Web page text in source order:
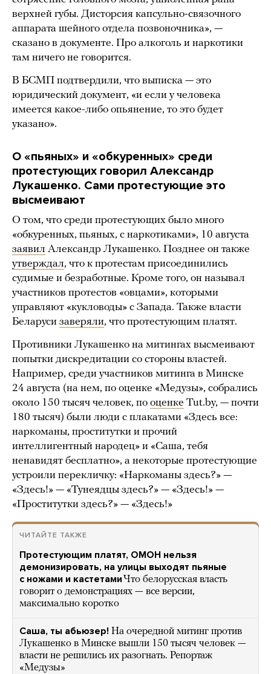
верхней губы. Дисторсия капсульно-связочного
аппарата шейного отдела позвоночника», —
сказано в документе. Про алкоголь и наркотики
там ничего не говорится.
В БСМП подтвердили, что выписка — это
юридический документ, «и если у человека
имеется какое-либо опьянение, то это будет
указано».
О «пьяных» и «обкуренных» среди
протестующих говорил Александр
Лукашенко. Сами протестующие это
высмеивают
О том, что среди протестующих было много
«обкуренных, пьяных, с наркотиками», 10 августа
заявил Александр Лукашенко. Позднее он также
утверждал, что к протестам присоединились
судимые и безработные. Кроме того, он называл
участников протестов «овцами», которыми
управляют «кукловоды» с Запада. Также власти
Беларуси заверяли, что протестующим платят.
Противники Лукашенко на митингах высмеивают
попытки дискредитации со стороны властей.
Например, среди участников митинга в Минске
24 августа (на нем, по оценке «Медузы», собрались
около 150 тысяч человек, по оценке Tut.by, — почти
180 тысяч) были люди с плакатами «Здесь все:
наркоманы, проститутки и прочий
интеллигентный народец» и «Саша, тебя
ненавидят бесплатно», а некоторые протестующие
устроили перекличку: «Наркоманы здесь?» —
«Здесь!» — «Тунеядцы здесь?» — «Здесь!» —
«Проститутки здесь?» — «Здесь!»
ЧИТАЙТЕ ТАКЖЕ
Протестующим платят, ОМОН нельзя
демонизировать, на улицы выходят пьяные
с ножами и кастетамиЧто белорусская власть
говорит о демонстрациях — все версии,
максимально коротко
Саша, ты абьюзер! На очередной митинг против
Лукашенко в Минске вышли 150 тысяч человек —
власти не решились их разогнать. Репортаж
«Медузы»